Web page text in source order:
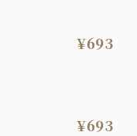
¥693
¥693